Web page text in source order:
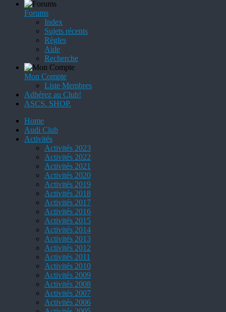
Forums
Index
Sujets récents
Règles
Aide
Recherche
Mon Compte
Liste Membres
Adhérez au Club!
ASCS. SHOP.
Home
Audi Club
Activités
Activités 2023
Activités 2022
Activités 2021
Activités 2020
Activités 2019
Activités 2018
Activités 2017
Activités 2016
Activités 2015
Activités 2014
Activités 2013
Activités 2012
Activités 2011
Activités 2010
Activités 2009
Activités 2008
Activités 2007
Activités 2006